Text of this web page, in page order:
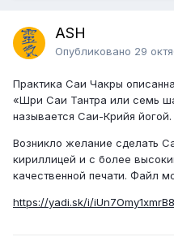
ASH
Опубликовано 29
Практика Саи Чакры
«Шри Саи Тантра или семь
называется Саи-Крийя йогой.
Возникло желание сделать
кириллицей и с более
качественной печати. Файл
https://yadi.sk/i/iUn7Omy1xmrB8